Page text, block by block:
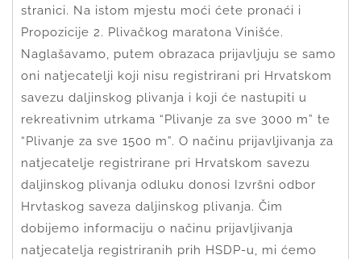
stranici. Na istom mjestu moći ćete pronaći i
Propozicije 2. Plivačkog maratona Vinišće.
Naglašavamo, putem obrazaca prijavljuju se samo
oni natjecatelji koji nisu registrirani pri Hrvatskom
savezu daljinskog plivanja i koji će nastupiti u
rekreativnim utrkama “Plivanje za sve 3000 m” te
“Plivanje za sve 1500 m”. O načinu prijavljivanja za
natjecatelje registrirane pri Hrvatskom savezu
daljinskog plivanja odluku donosi Izvršni odbor
Hrvtaskog saveza daljinskog plivanja. Čim
dobijemo informaciju o načinu prijavljivanja
natjecatelja registriranih prih HSDP-u, mi ćemo